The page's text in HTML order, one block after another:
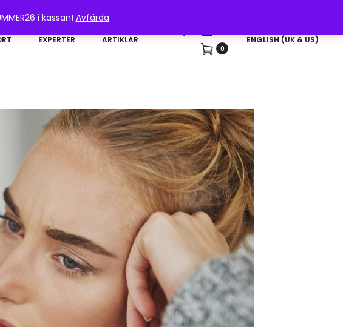
i kassan! Avfärda
EXPERTER ARTIKLAR
0
ENGLISH (UK & US)